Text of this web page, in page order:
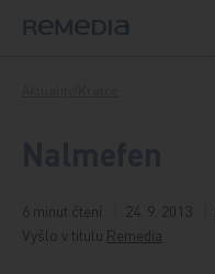
6 minut čtení 24. 9. 2013
Vyšlo v titulu Remedia